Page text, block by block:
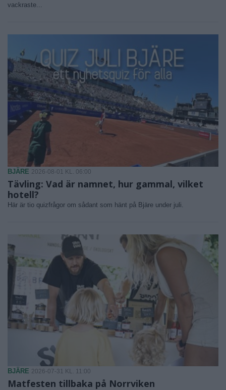
vackraste...
BJÄRE 2026-08-01 KL. 06:00
Tävling: Vad är namnet, hur gammal, vilket
hotell?
Här är tio quizfrågor om sådant som hänt på Bjäre under juli.
BJÄRE 2026-07-31 KL. 11:00
Matfesten tillbaka på Norrviken